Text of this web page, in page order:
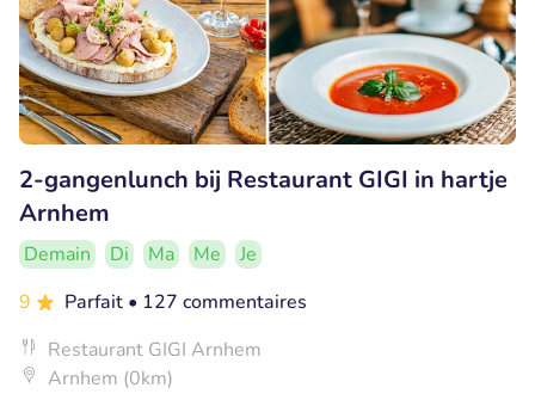
2-gangenlunch bij Restaurant GIGI in hartje
Arnhem
Demain Di Ma Me
Je
9
Parfait • 127 commentaires
Restaurant GIGI Arnhem
Arnhem (0km)